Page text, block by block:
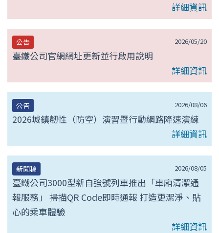
詳細資訊
2026/05/20
公告
臺鐵公司官網網址更新並行啟用說明
詳細資訊
2026/08/06
公告
2026城鎮韌性（防空）演習暨行動網路降速演練
詳細資訊
2026/08/05
新聞稿
臺鐵公司3000型新自強號列車推出「車廂清潔通
報服務」 掃描QR Code即時通報 打造更潔淨、貼
心的乘車體驗
詳細資訊